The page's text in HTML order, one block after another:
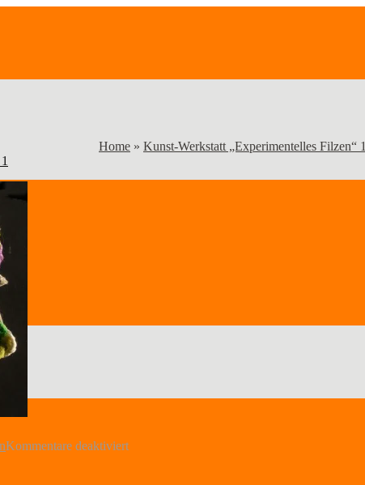
Home » Kunst-Werkstatt „Experimentelles Filzen“ 1
Kommentare deaktiviertfür